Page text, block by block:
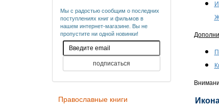
Мы с радостью сообщим о последних
поступлениях книг и фильмов в
нашем интернет-магазине. Вы не
пропустите ни одной новинки!
Православные книги